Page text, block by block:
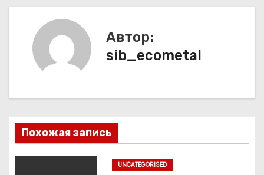
ц
з
а
Автор:
sib_ecometal
Похожая запись
UNCATEGORISED